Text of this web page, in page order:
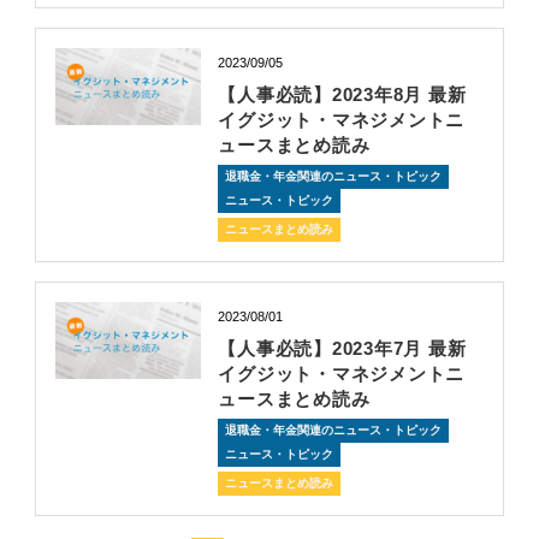
2023/09/05
【人事必読】2023年8月 最新
イグジット・マネジメントニ
ュースまとめ読み
退職金・年金関連のニュース・トピック
ニュース・トピック
ニュースまとめ読み
2023/08/01
【人事必読】2023年7月 最新
イグジット・マネジメントニ
ュースまとめ読み
退職金・年金関連のニュース・トピック
ニュース・トピック
ニュースまとめ読み